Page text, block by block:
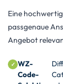
Eine
passgenaue
Angebot
WZ-
Code-